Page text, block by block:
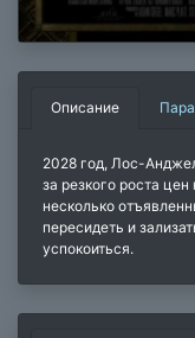
Описание
2028 год, Лос-
за резкого роста
несколько
пересидеть и
успокоиться.